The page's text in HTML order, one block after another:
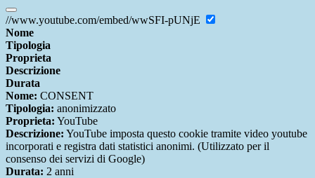
//www.youtube.com/embed/wwSFI-pUNjE
Nome
Tipologia
Proprieta
Descrizione
Durata
Nome: CONSENT
Tipologia: anonimizzato
Proprieta: YouTube
Descrizione: YouTube imposta questo cookie tramite video youtube
incorporati e registra dati statistici anonimi. (Utilizzato per il
consenso dei servizi di Google)
Durata: 2 anni